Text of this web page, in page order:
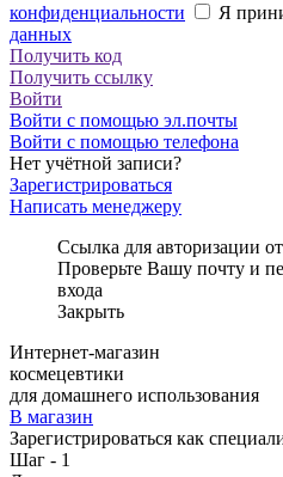
конфиденциальности
Я
данных
Получить код
Получить ссылку
Войти
Войти с помощью эл.почты
Войти с помощью телефона
Нет учётной записи?
Зарегистрироваться
Написать менеджеру
Ссылка для авторизации
Проверьте Вашу почту и
входа
Закрыть
Интернет-магазин
космецевтики
для домашнего использования
В магазин
Зарегистрироваться как
Шаг - 1